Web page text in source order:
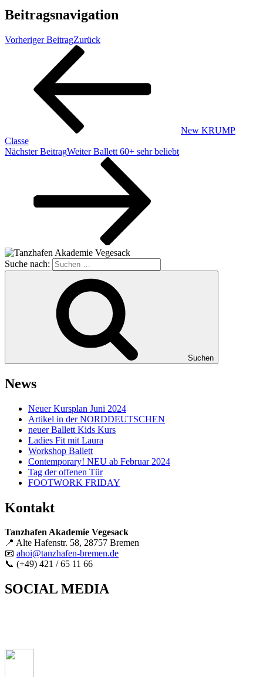
Beitragsnavigation
Vorheriger BeitragZurück
New KRUMP
Classe
Nächster BeitragWeiter Ballett 60+ sehr beliebt
Suche nach:
Suchen
News
Neuer Kursplan Juni 2024
Artikel in der NORDDEUTSCHEN
neuer Ballett Kids Kurs
Ladies Fit mit Laura
Workshop Ballett
Contemporary! NEU ab Februar 2024
Tag der offenen Tür
FOOTWORK FRIDAY
Kontakt
Tanzhafen Akademie Vegesack
📍 Alte Hafenstr. 58, 28757 Bremen
📧 ahoi@tanzhafen-bremen.de
📞 (+49) 421 / 65 11 66
SOCIAL MEDIA